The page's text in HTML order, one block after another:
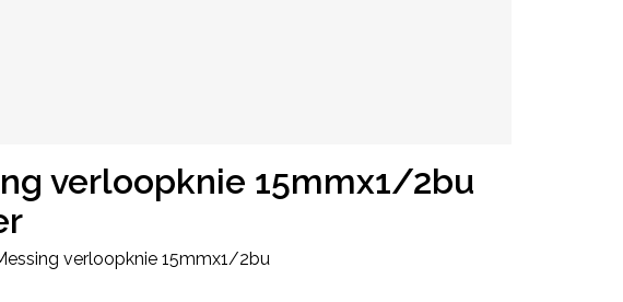
verloopknie 15mmx1/2bu
verloopknie 15mmx1/2bu